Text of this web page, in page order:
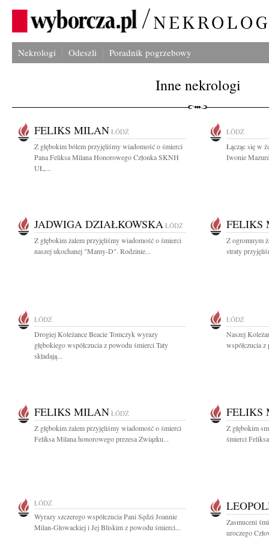
Nekrologi Odeszli Poradnik pogrzebowy
Inne nekrologi
FELIKS MILAN ŁÓDŹ
Z głębokim bólem przyjęliśmy wiadomość o śmierci
Pana Feliksa Milana Honorowego Członka SKNH
UŁ,...
ŁÓDŹ
Łącząc się w
Iwonie
JADWIGA DZIAŁKOWSKA ŁÓDŹ
Z głębokim żalem przyjęliśmy wiadomość o śmierci
naszej ukochanej "Mamy-D". Rodzinie...
FELIKS
Z ogromnym
straty
ŁÓDŹ
Drogiej Koleżance Beacie Tomczyk wyrazy
głębokiego współczucia z powodu śmierci Taty
składają...
ŁÓDŹ
Naszej
współczucia
FELIKS MILAN ŁÓDŹ
Z głębokim żalem przyjęliśmy wiadomość o śmierci
Feliksa Milana honorowego prezesa Związku...
FELIKS
Z głębokim
śmierci
ŁÓDŹ
Wyrazy szczerego współczucia Pani Sędzi Joannie
Milan-Głowackiej i Jej Bliskim z powodu śmierci...
Zasmuceni
uroczego